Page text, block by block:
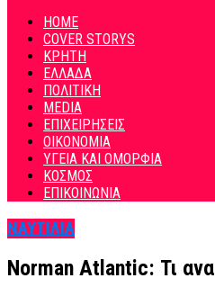
HOME
COVER STORYS
ΚΡΗΤΗ
ΕΛΛΑΔΑ
ΠΟΛΙΤΙΚΗ
MEDIA
ΕΠΙΧΕΙΡΗΣΕΙΣ
ΟΙΚΟΝΟΜΙΑ
ΥΓΕΙΑ ΚΑΙ ΟΜΟΡΦΙΑ
ΚΟΣΜΟΣ
ΕΠΙΚΟΙΝΩΝΙΑ
ΝΑΥΤΙΛΙΑ
Norman Atlantic: Τι